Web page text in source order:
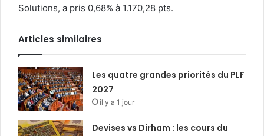
Solutions, a pris 0,68% à 1.170,28 pts.
Articles similaires
Les quatre grandes priorités du PLF
2027
il y a 1 jour
Devises vs Dirham : les cours du